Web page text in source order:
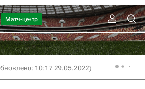
Матч-центр
10:17 29.05.2022)